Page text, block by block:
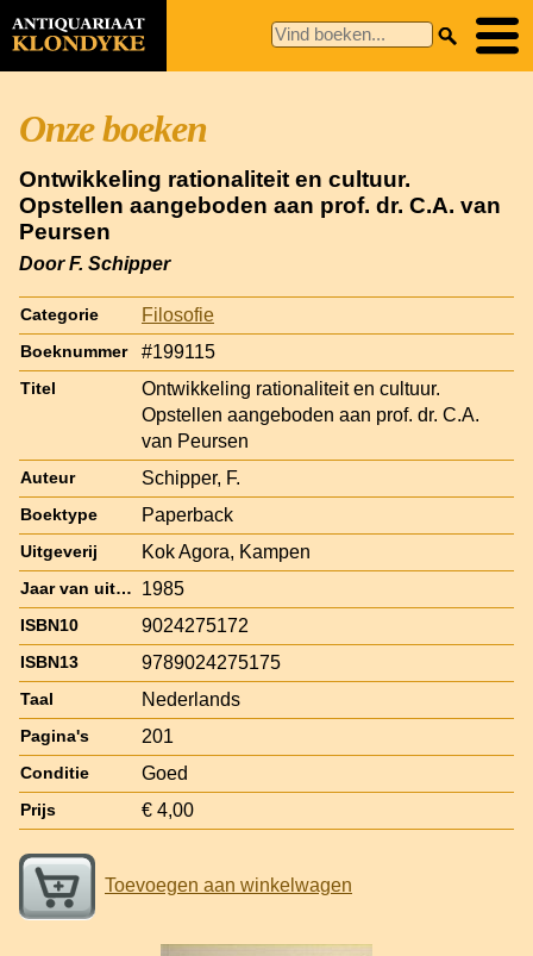
Onze boeken
Ontwikkeling rationaliteit en cultuur.
Opstellen aangeboden aan prof. dr. C.A. van
Peursen
Door F. Schipper
Categorie Filosofie
Boeknummer #199115
Titel
Ontwikkeling rationaliteit en cultuur.
Opstellen aangeboden aan prof. dr. C.A.
van Peursen
Auteur Schipper, F.
Boektype Paperback
Uitgeverij Kok Agora, Kampen
Jaar van uitgave 1985
ISBN10 9024275172
ISBN13 9789024275175
Taal Nederlands
Pagina's 201
Conditie Goed
Prijs € 4,00
Toevoegen aan winkelwagen